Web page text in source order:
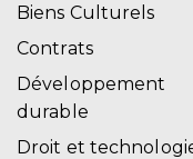
Biens Culturels
Contrats
Développement
durable
Droit et